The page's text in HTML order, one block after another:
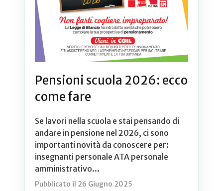
Pensioni scuola 2026: ecco
come fare
Se lavori nella scuola e stai pensando di
andare in pensione nel 2026, ci sono
importanti novità da conoscere per:
insegnanti personale ATA personale
amministrativo...
Pubblicato il 26 Giugno 2025